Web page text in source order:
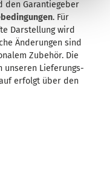
den Garantiegeber
. Für
Darstellung wird
Änderungen sind
Zubehör. Die
unseren Lieferungs-
erfolgt über den